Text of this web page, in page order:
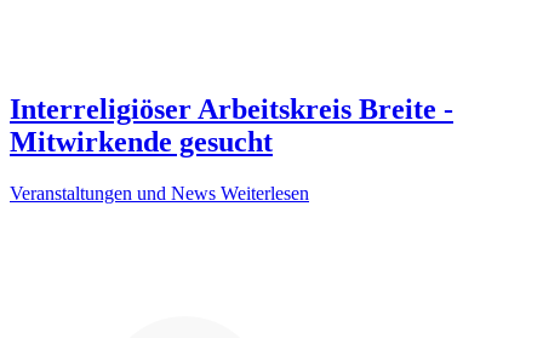
Interreligiöser Arbeitskreis Breite -
Mitwirkende gesucht
Veranstaltungen und News Weiterlesen